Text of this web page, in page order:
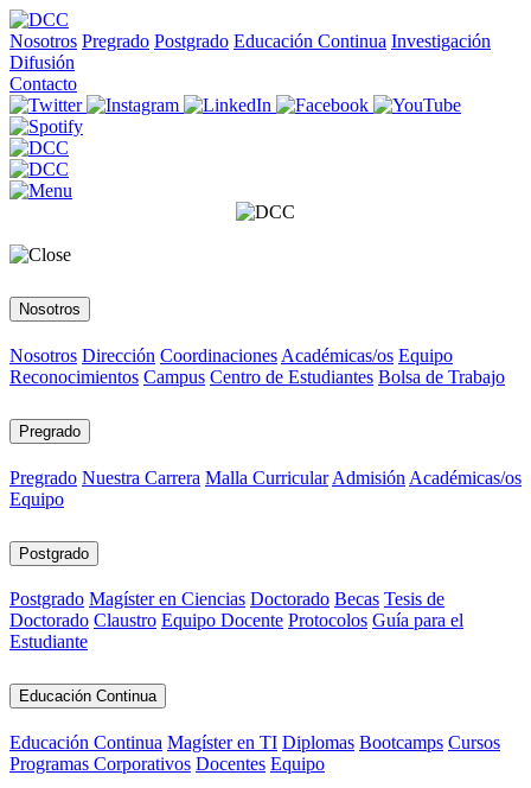
Nosotros Pregrado Postgrado Educación Continua Investigación
Difusión
Contacto
Nosotros
Nosotros Dirección Coordinaciones Académicas/os Equipo
Reconocimientos Campus Centro de Estudiantes Bolsa de Trabajo
Pregrado
Pregrado Nuestra Carrera Malla Curricular Admisión Académicas/os
Equipo
Postgrado
Postgrado Magíster en Ciencias Doctorado Becas Tesis de
Doctorado Claustro Equipo Docente Protocolos Guía para el
Estudiante
Educación Continua
Educación Continua Magíster en TI Diplomas Bootcamps Cursos
Programas Corporativos Docentes Equipo